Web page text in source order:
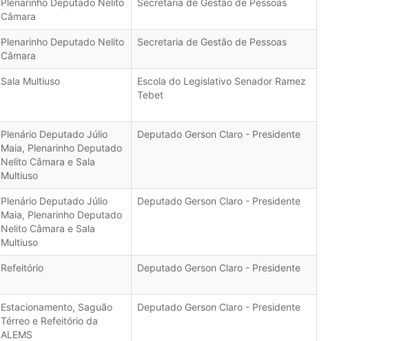
Plenarinho Deputado Nelito
Câmara
Secretaria de Gestão de Pessoas
Plenarinho Deputado Nelito
Câmara
Secretaria de Gestão de Pessoas
Sala Multiuso
Escola do Legislativo Senador Ramez
Tebet
Plenário Deputado Júlio
Maia, Plenarinho Deputado
Nelito Câmara e Sala
Multiuso
Deputado Gerson Claro - Presidente
Plenário Deputado Júlio
Maia, Plenarinho Deputado
Nelito Câmara e Sala
Multiuso
Deputado Gerson Claro - Presidente
Refeitório Deputado Gerson Claro - Presidente
Estacionamento, Saguão
Térreo e Refeitório da
ALEMS
Deputado Gerson Claro - Presidente